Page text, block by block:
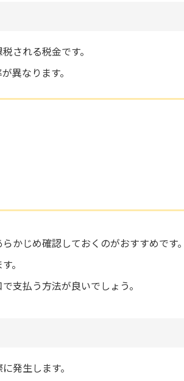
される税金です。
異なります。
かじめ確認しておくのがおすすめです
。
支払う方法が良いでしょう。
発生します。